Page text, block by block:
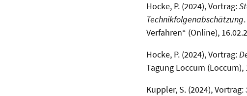
Hocke, P. (2024), Vortrag:
Technikfolgenabschätzung
Verfahren“ (Online),
Hocke, P. (2024), Vortrag:
Tagung Loccum (Loccum),
Kuppler, S. (2024), Vortrag: